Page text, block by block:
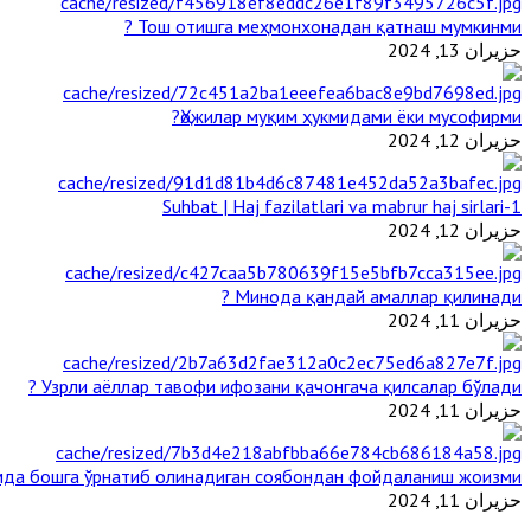
Тош отишга меҳмонхонадан қатнаш мумкинми ?
حزيران 13, 2024
Ҳожилар муқим ҳукмидами ёки мусофирми?
حزيران 12, 2024
1-Suhbat | Haj fazilatlari va mabrur haj sirlari
حزيران 12, 2024
Минода қандай амаллар қилинади ?
حزيران 11, 2024
Узрли аёллар тавофи ифозани қачонгача қилсалар бўлади ?
حزيران 11, 2024
бошга ўрнатиб олинадиган соябондан фойдаланиш жоизми ?
حزيران 11, 2024